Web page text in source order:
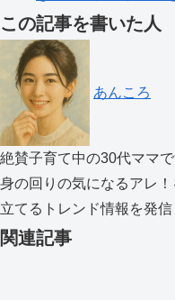
この記事を書いた人
あんころ
絶賛子育て中の30代ママで
身の回りの気になるアレ
立てるトレンド情報を発信
関連記事